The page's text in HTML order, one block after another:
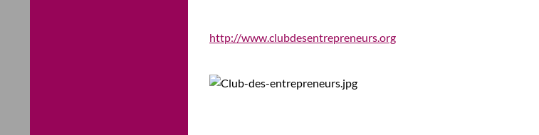
http://www.clubdesentrepreneurs.org